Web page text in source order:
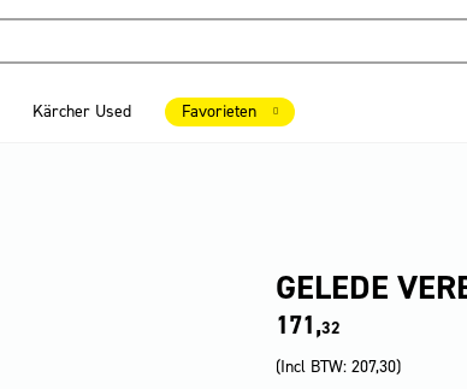
Kärcher Used Favorieten
GELEDE
171,32
(Incl BTW: 207,30)